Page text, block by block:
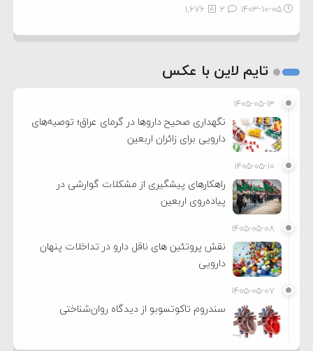
۱۴۰۳-۱۰-۰۵ 1,676
تایم لاین با عکس
۱۴۰۵-۰۵-۱۳
نگهداری صحیح داروها در گرمای عراق؛ توصیه‌های
دارویی برای زائران اربعین
۱۴۰۵-۰۵-۱۰
راهکارهای پیشگیری از مشکلات گوارشی در
پیاده‌روی اربعین
۱۴۰۵-۰۵-۰۸
نقش پروتئین های ناقل دارو در تداخلات پنهان
دارویی
۱۴۰۵-۰۵-۰۷
سندروم تاکوتسوبو از دیدگاه روان‌شناختی